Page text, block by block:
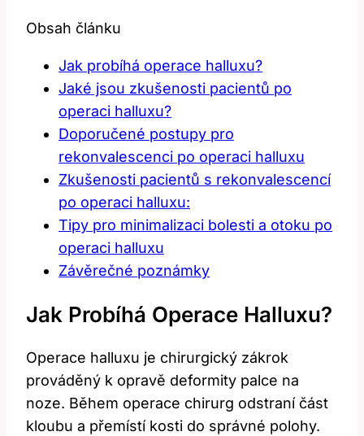
Obsah článku
Jak probíhá operace halluxu?
Jaké jsou zkušenosti pacientů po
operaci halluxu?
Doporučené postupy pro
rekonvalescenci po operaci halluxu
Zkušenosti pacientů s rekonvalescencí
po operaci halluxu:
Tipy pro minimalizaci bolesti a otoku po
operaci halluxu
Závěrečné poznámky
Jak Probíhá Operace Halluxu?
Operace halluxu je chirurgický zákrok
prováděný k opravě deformity palce na
noze. Během operace chirurg odstraní část
kloubu a přemístí kosti do správné polohy.